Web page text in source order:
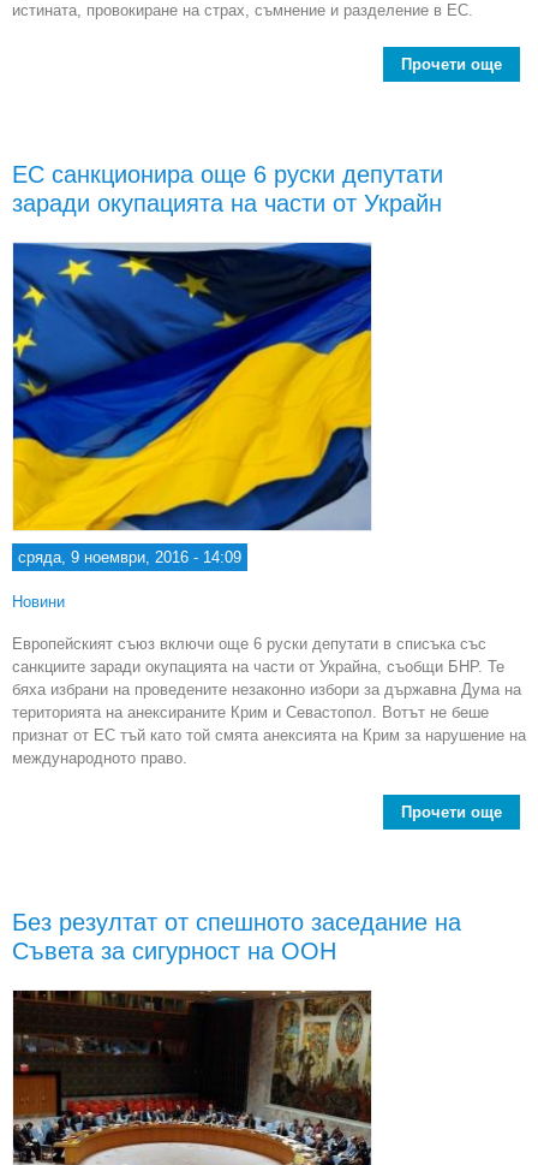
истината, провокиране на страх, съмнение и разделение в ЕС.
Прочети още
ЕС санкционира още 6 руски депутати
заради окупацията на части от Украйн
сряда, 9 ноември, 2016 - 14:09
Новини
Европейският съюз включи още 6 руски депутати в списъка със
санкциите заради окупацията на части от Украйна, съобщи БНР. Те
бяха избрани на проведените незаконно избори за държавна Дума на
територията на анексираните Крим и Севастопол. Вотът не беше
признат от ЕС тъй като той смята анексията на Крим за нарушение на
международното право.
Прочети още
Без резултат от спешното заседание на
Съвета за сигурност на ООН